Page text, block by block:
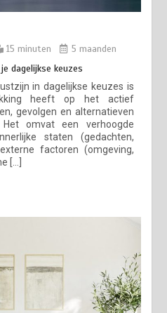
15 minuten 5 maanden
dagelijkse keuzes
in dagelijkse keuzes is
heeft op het actief
gevolgen en alternatieven
omvat een verhoogde
staten (gedachten,
factoren (omgeving,
[…]